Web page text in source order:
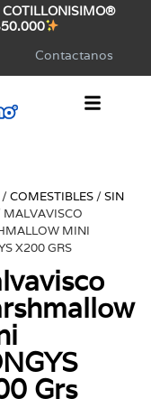
Contactanos
/COMESTIBLES /SIN
MALVAVISCO
MINI
X200 GRS
Grs